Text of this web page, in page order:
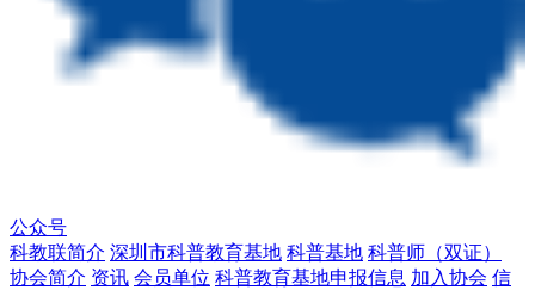
公众号
科教联简介 深圳市科普教育基地 科普基地 科普师（双证）
协会简介 资讯 会员单位 科普教育基地申报信息 加入协会 信